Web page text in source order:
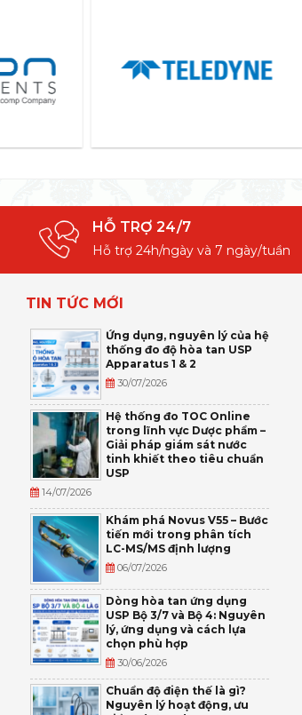
HỖ TRỢ 24/7
Hỗ trợ 24h/ngày và 7 ngày/tuần
TIN TỨC MỚI
Ứng dụng, nguyên lý của hệ
thống đo độ hòa tan USP
Apparatus 1 & 2
30/07/2026
Hệ thống đo TOC Online
trong lĩnh vực Dược phẩm –
Giải pháp giám sát nước
tinh khiết theo tiêu chuẩn
USP
14/07/2026
Khám phá Novus V55 – Bước
tiến mới trong phân tích
LC-MS/MS định lượng
06/07/2026
Dòng hòa tan ứng dụng
USP Bộ 3/7 và Bộ 4: Nguyên
lý, ứng dụng và cách lựa
chọn phù hợp
30/06/2026
Chuẩn độ điện thế là gì?
Nguyên lý hoạt động, ưu